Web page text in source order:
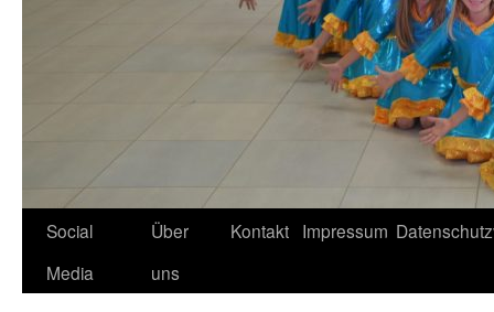
Social
Media
Über
uns
Kontakt Impressum